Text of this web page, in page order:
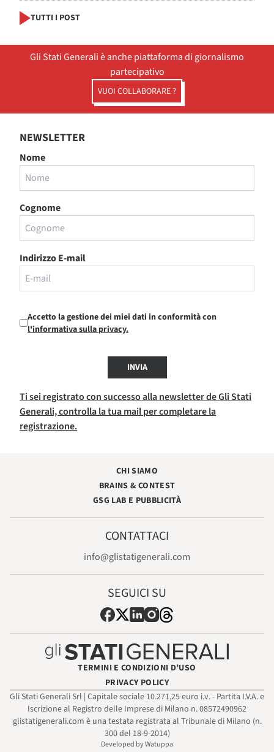
TUTTI I POST
Gli Stati Generali è anche piattaforma di giornalismo
partecipativo
VUOI COLLABORARE ?
NEWSLETTER
Nome
Cognome
Indirizzo E-mail
Accetto la gestione dei miei dati in conformità con
l'informativa sulla privacy.
INVIA
Ti sei registrato con successo alla newsletter de Gli Stati
Generali, controlla la tua mail per completare la
registrazione.
CHI SIAMO
BRAINS & CONTEST
GSG LAB E PUBBLICITÀ
CONTATTACI
info@glistatigenerali.com
SEGUICI SU
TERMINI E CONDIZIONI D’USO
PRIVACY POLICY
Gli Stati Generali Srl | Capitale sociale 10.271,25 euro i.v. - Partita I.V.A. e
Iscrizione al Registro delle Imprese di Milano n. 08572490962
glistatigenerali.com è una testata registrata al Tribunale di Milano (n.
300 del 18-9-2014)
Developed by Watuppa